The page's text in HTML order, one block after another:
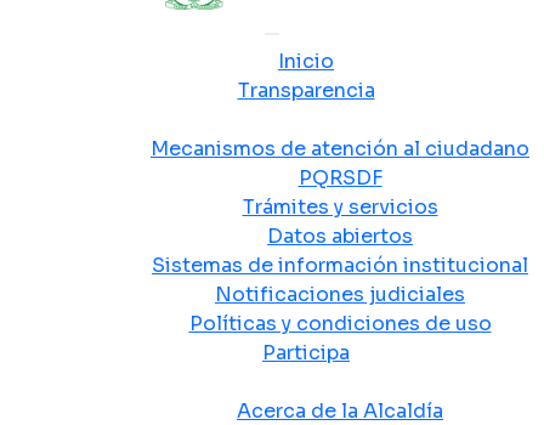
Inicio
Transparencia
Mecanismos de atención al ciudadano
PQRSDF
Trámites y servicios
Datos abiertos
Sistemas de información institucional
Notificaciones judiciales
Políticas y condiciones de uso
Participa
Acerca de la Alcaldía